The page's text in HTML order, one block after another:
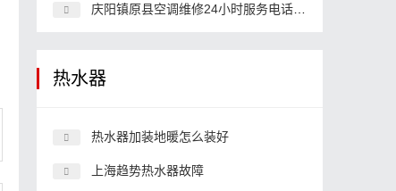
庆阳镇原县空调维修24小时服务电话,空调客服中心电话
热水器
热水器加装地暖怎么装好
上海趋势热水器故障